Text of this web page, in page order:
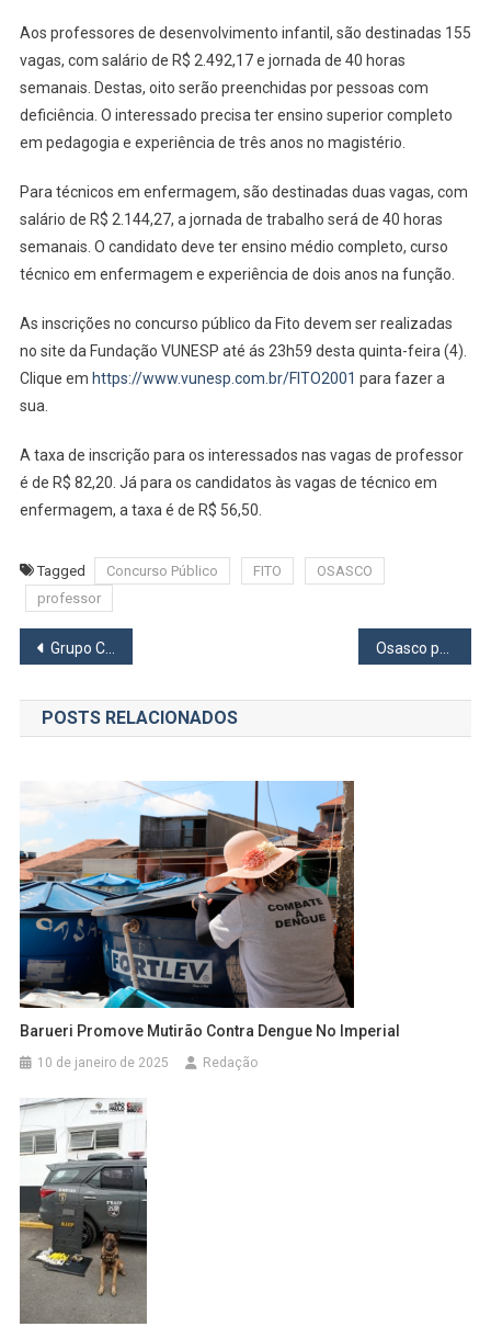
Da
Se
Encerram
4
Aos professores de desenvolvimento infantil, são destinadas 155
vagas, com salário de R$ 2.492,17 e jornada de 40 horas
semanais. Destas, oito serão preenchidas por pessoas com
deficiência. O interessado precisa ter ensino superior completo
em pedagogia e experiência de três anos no magistério.
Para técnicos em enfermagem, são destinadas duas vagas, com
salário de R$ 2.144,27, a jornada de trabalho será de 40 horas
semanais. O candidato deve ter ensino médio completo, curso
técnico em enfermagem e experiência de dois anos na função.
As inscrições no concurso público da Fito devem ser realizadas
no site da Fundação VUNESP até ás 23h59 desta quinta-feira (4).
Clique em https://www.vunesp.com.br/FITO2001 para fazer a
sua.
A taxa de inscrição para os interessados nas vagas de professor
é de R$ 82,20. Já para os candidatos às vagas de técnico em
enfermagem, a taxa é de R$ 56,50.
Tagged Concurso Público FITO
OSASCO
professor
Navegação
de
Post
Grupo CCR abre inscrições para concurso que dará R$ 150 mil em prêmios
POSTS RELACIONADOS
Barueri Promove Mutirão Contra Dengue No Imperial
10 de janeiro de 2025 Redação